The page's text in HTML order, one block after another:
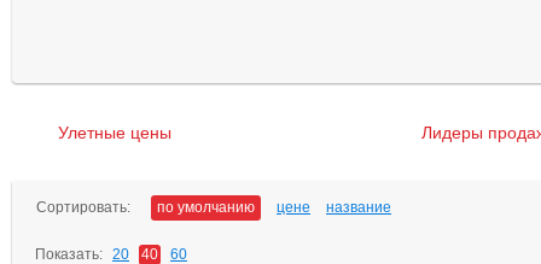
Улетные цены Лидеры
Сортировать: по умолчанию цене название
Показать: 20 40 60